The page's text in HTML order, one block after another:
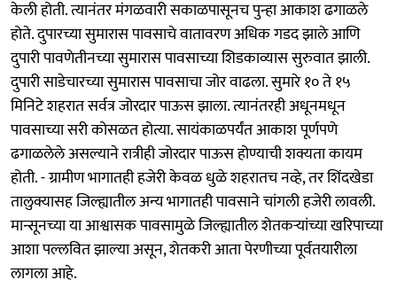
केली होती. त्यानंतर मंगळवारी सकाळपासूनच पुन्हा आकाश ढगाळले
होते. दुपारच्या सुमारास पावसाचे वातावरण अधिक गडद झाले आणि
दुपारी पावणेतीनच्या सुमारास पावसाच्या शिडकाव्यास सुरुवात झाली.
दुपारी साडेचारच्या सुमारास पावसाचा जोर वाढला. सुमारे १० ते १५
मिनिटे शहरात सर्वत्र जोरदार पाऊस झाला. त्यानंतरही अधूनमधून
पावसाच्या सरी कोसळत होत्या. सायंकाळपर्यंत आकाश पूर्णपणे
ढगाळलेले असल्याने रात्रीही जोरदार पाऊस होण्याची शक्यता कायम
होती. - ग्रामीण भागातही हजेरी केवळ धुळे शहरातच नव्हे, तर शिंदखेडा
तालुक्यासह जिल्ह्यातील अन्य भागातही पावसाने चांगली हजेरी लावली.
मान्सूनच्या या आश्वासक पावसामुळे जिल्ह्यातील शेतकऱ्यांच्या खरिपाच्या
आशा पल्लवित झाल्या असून, शेतकरी आता पेरणीच्या पूर्वतयारीला
लागला आहे.